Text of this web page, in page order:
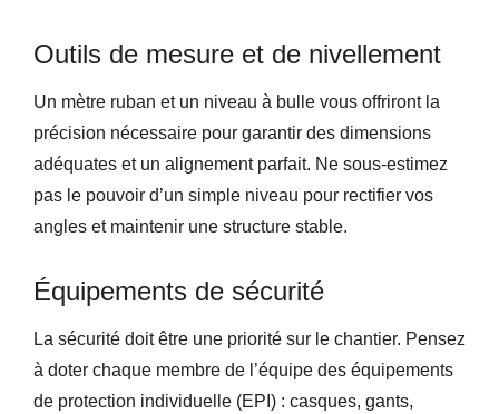
Outils de mesure et de nivellement
Un mètre ruban et un niveau à bulle vous offriront la
précision nécessaire pour garantir des dimensions
adéquates et un alignement parfait. Ne sous-estimez
pas le pouvoir d’un simple niveau pour rectifier vos
angles et maintenir une structure stable.
Équipements de sécurité
La sécurité doit être une priorité sur le chantier. Pensez
à doter chaque membre de l’équipe des équipements
de protection individuelle (EPI) : casques, gants,